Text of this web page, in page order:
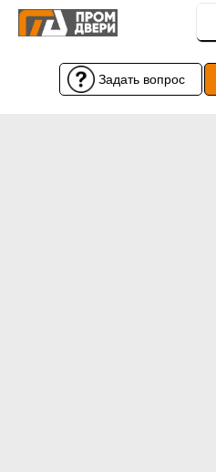
Задать вопрос
Задать вопрос